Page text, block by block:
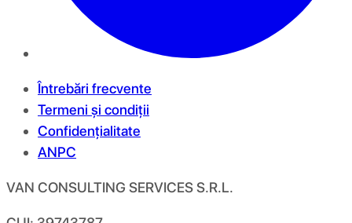
Întrebări frecvente
Termeni și condiții
Confidențialitate
ANPC
VAN CONSULTING SERVICES S.R.L.